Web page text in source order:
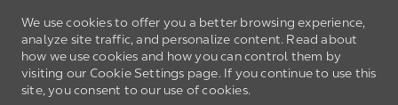
We use cookies to offer you a better browsing experience,
analyze site traffic, and personalize content. Read about
how we use cookies and how you can control them by
visiting our Cookie Settings page. If you continue to use this
site, you consent to our use of cookies.